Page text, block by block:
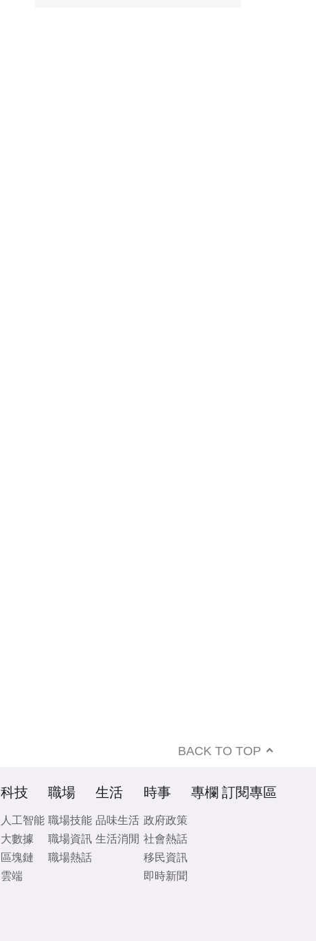
BACK TO TOP
科技
人工智能
大數據
區塊鏈
雲端
職場
職場技能
職場資訊
職場熱話
生活
品味生活
生活消閒
時事
政府政策
社會熱話
移民資訊
即時新聞
專欄 訂閱專區